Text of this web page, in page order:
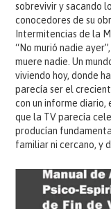
sobrevivir y sacando
conocedores de su
Intermitencias de la
“No murió nadie
muere nadie. Un
viviendo hoy, donde
parecía ser el
con un informe
que la TV parecía
producían
familiar ni cercano, y